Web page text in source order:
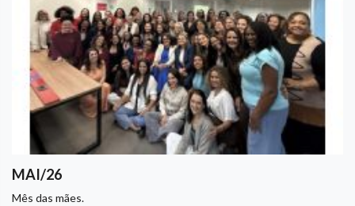
MAI/26
Mês das mães.